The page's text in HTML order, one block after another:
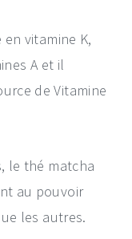
vitamine K,
A et il
de Vitamine
le thé matcha
au pouvoir
les autres.